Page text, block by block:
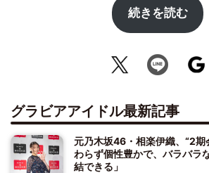
続きを読む
グラビアアイドル最新記事
元乃木坂46・相楽伊織、“2期
わらず個性豊かで、バラバラ
結できる」